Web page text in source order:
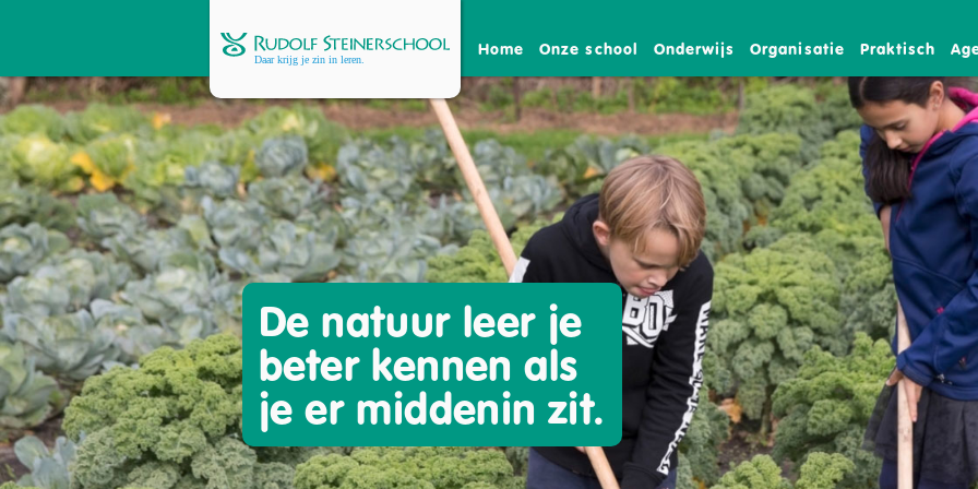
Home Onze school Onderwijs Organisatie Praktisch
De natuur leer je
beter kennen als
je er middenin zit.